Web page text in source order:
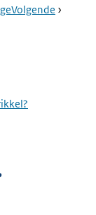
Pagina:
Ga
Volgende Pagina: